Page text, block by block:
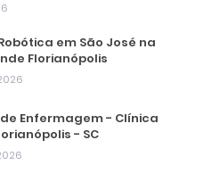
em São José na
Florianópolis
Enfermagem - Clínica
- SC